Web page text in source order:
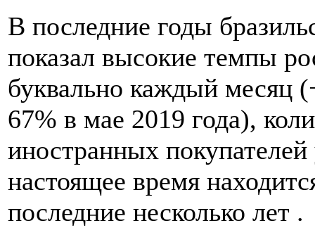
В последние годы
показал высокие темпы
буквально каждый месяц
67% в мае 2019 года),
иностранных
настоящее время
последние несколько лет .